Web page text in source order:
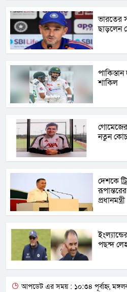
ভারতের
ছাড়লেন
শাকিল
গোমেজের
নতুন
দেশকে
প্রধানমন্ত্রী
পছন্দ
আপডেট এর সময় : ১০:৩৪ পূর্বাহ্ন,